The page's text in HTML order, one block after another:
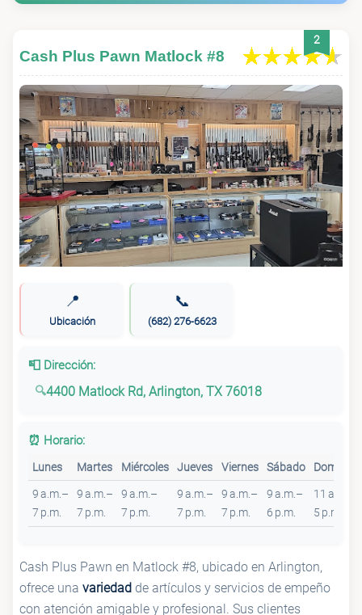
2
Cash Plus Pawn Matlock #8
📍
Ubicación
📞
(682) 276-6623
📮 Dirección:
4400 Matlock Rd, Arlington, TX 76018
⏰ Horario:
Lunes Martes Miércoles Jueves Viernes Sábado Domingo
9 a.m.–
7 p.m.
9 a.m.–
7 p.m.
9 a.m.–
7 p.m.
9 a.m.–
7 p.m.
9 a.m.–
7 p.m.
9 a.m.–
6 p.m.
11 a.m.–
5 p.m.
Cash Plus Pawn en Matlock #8, ubicado en Arlington,
ofrece una variedad de artículos y servicios de empeño
con atención amigable y profesional. Sus clientes